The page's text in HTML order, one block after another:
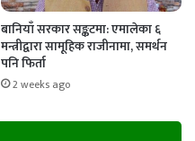
बानियाँ सरकार सङ्कटमा: एमालेका ६
मन्त्रीद्वारा सामूहिक राजीनामा, समर्थन
पनि फिर्ता
2 weeks ago